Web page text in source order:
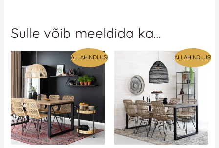
Sulle võib meeldida ka…
ALLAHINDLUS! ALLAHINDLUS!